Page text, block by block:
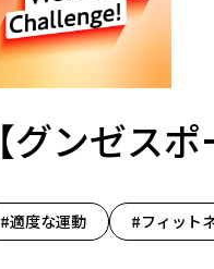
【グンゼス
#適度な運動 #フィット